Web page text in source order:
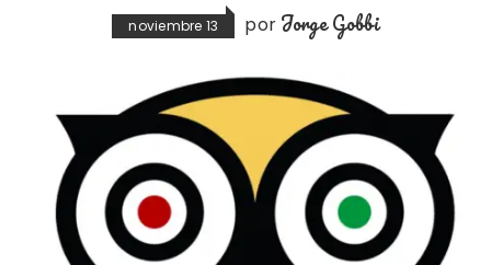
noviembre 13 por Jorge Gobbi